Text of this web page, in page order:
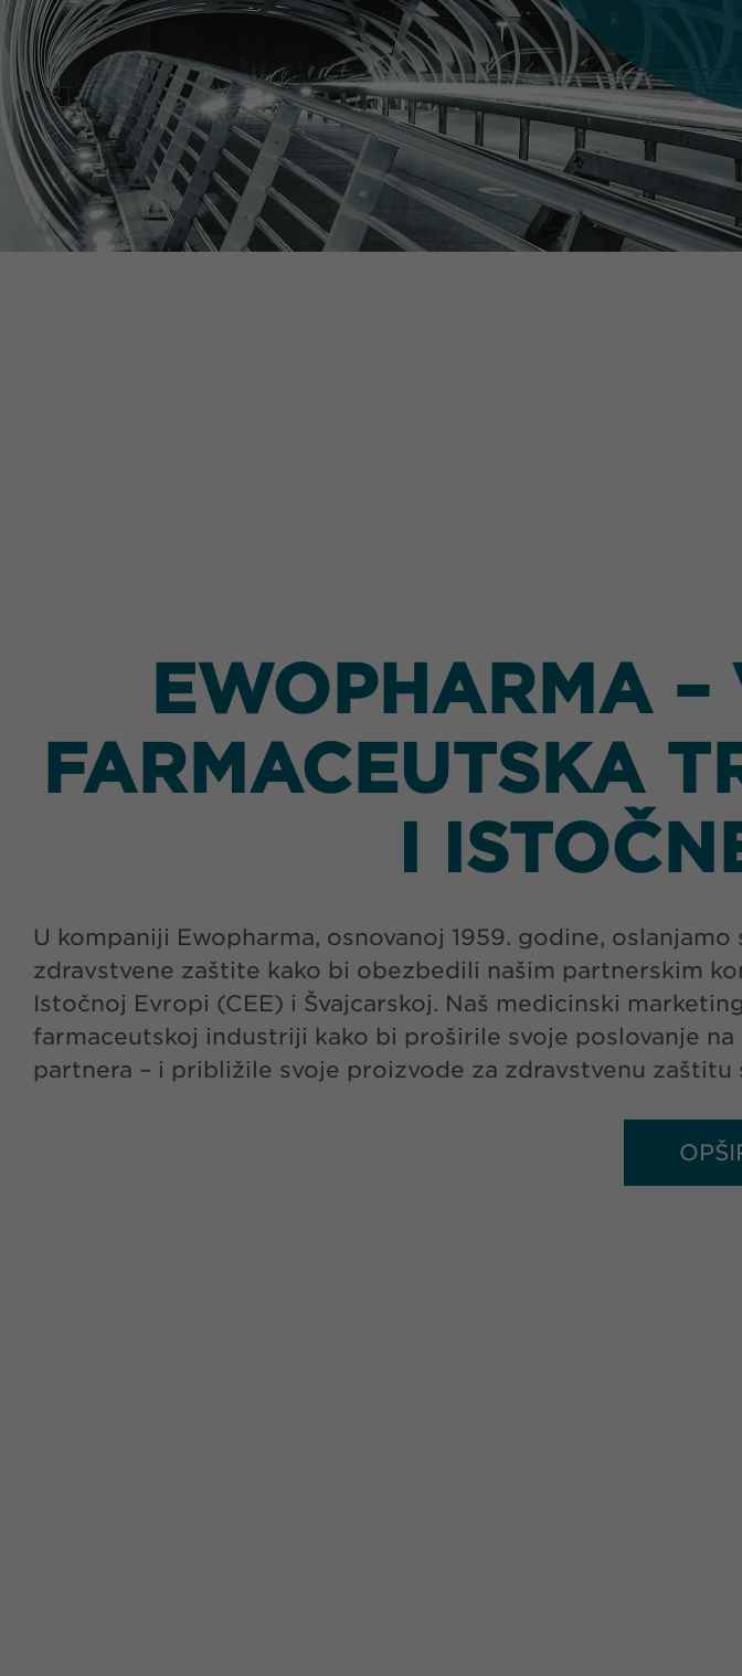
EWOPHARMA
FARMACEUTSKA
I
U kompaniji Ewopharma, osnovanoj 1959. godine,
zdravstvene zaštite kako bi obezbedili našim partnerskim
Istočnoj Evropi (CEE) i Švajcarskoj. Naš medicinski
farmaceutskoj industriji kako bi proširile svoje poslovanje
partnera – i približile svoje proizvode za zdravstvenu zaštitu